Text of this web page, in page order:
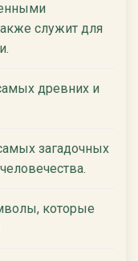
служит для
древних и
загадочных
которые